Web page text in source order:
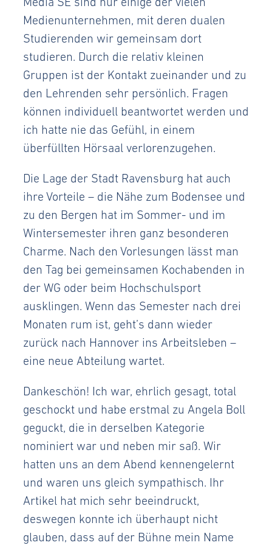
Medienunternehmen, mit deren dualen
Studierenden wir gemeinsam dort
studieren. Durch die relativ kleinen
Gruppen ist der Kontakt zueinander und zu
den Lehrenden sehr persönlich. Fragen
können individuell beantwortet werden und
ich hatte nie das Gefühl, in einem
überfüllten Hörsaal verlorenzugehen.
Die Lage der Stadt Ravensburg hat auch
ihre Vorteile – die Nähe zum Bodensee und
zu den Bergen hat im Sommer- und im
Wintersemester ihren ganz besonderen
Charme. Nach den Vorlesungen lässt man
den Tag bei gemeinsamen Kochabenden in
der WG oder beim Hochschulsport
ausklingen. Wenn das Semester nach drei
Monaten rum ist, geht’s dann wieder
zurück nach Hannover ins Arbeitsleben –
eine neue Abteilung wartet.
Dankeschön! Ich war, ehrlich gesagt, total
geschockt und habe erstmal zu Angela Boll
geguckt, die in derselben Kategorie
nominiert war und neben mir saß. Wir
hatten uns an dem Abend kennengelernt
und waren uns gleich sympathisch. Ihr
Artikel hat mich sehr beeindruckt,
deswegen konnte ich überhaupt nicht
glauben, dass auf der Bühne mein Name